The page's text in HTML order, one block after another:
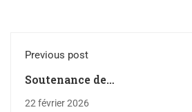
Previous post
Soutenance de
Doctorat de Mme
22 février 2026